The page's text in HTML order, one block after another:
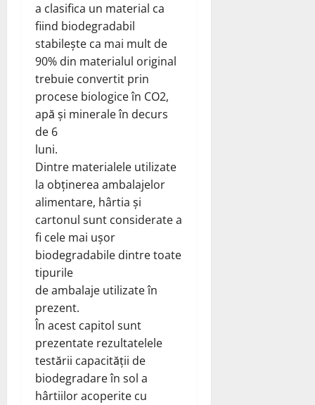
a clasifica un material ca
fiind biodegradabil
stabilește ca mai mult de
90% din materialul original
trebuie convertit prin
procese biologice în CO2,
apă și minerale în decurs
de 6
luni.
Dintre materialele utilizate
la obținerea ambalajelor
alimentare, hârtia și
cartonul sunt considerate a
fi cele mai ușor
biodegradabile dintre toate
tipurile
de ambalaje utilizate în
prezent.
În acest capitol sunt
prezentate rezultatelele
testării capacității de
biodegradare în sol a
hârtiilor acoperite cu